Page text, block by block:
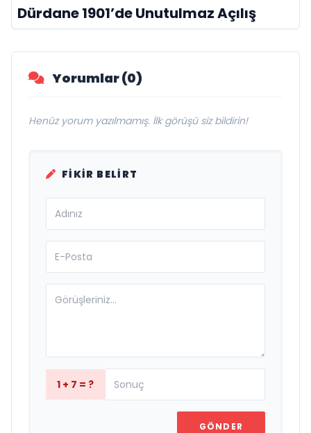
Dürdane 1901’de Unutulmaz Açılış
Yorumlar (0)
Henüz yorum yazılmamış. İlk görüşü siz bildirin!
FIKIR BELIRT
1 + 7 = ?
GÖNDER